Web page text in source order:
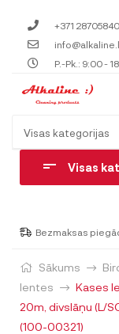
+371 28705840
P.-Pk.: 9:00 -
Visas
Bezmaksas
Sākums
lentes
Kases
20m, divslāņu (L/
(100-00321)